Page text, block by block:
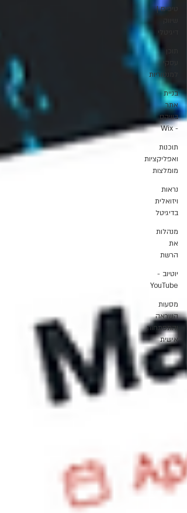
טיפים |
דיגיטלי
עסקי
למנטוריות
בניית
אתר
בוויקס
- Wix
תוכנות
ואפליקציות
מומלצות
נראות
ויזואלית
בדיגיטל
מנהלות
את
הרשת
יוטיוב -
YouTube
מסעות
השראה
והתפתחות
אישית